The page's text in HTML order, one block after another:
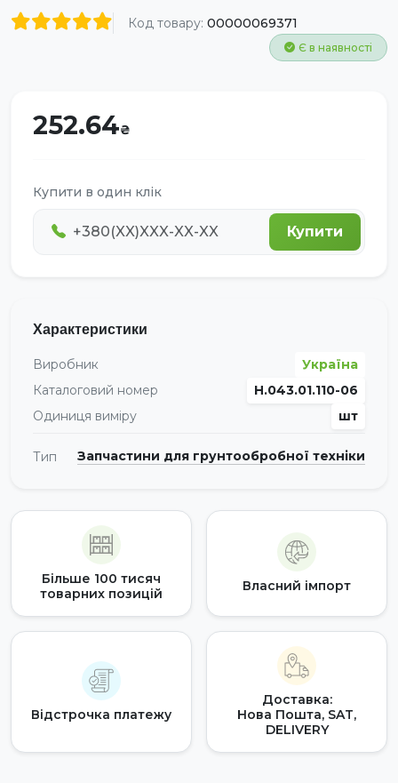
Код товару: 00000069371
Є в наявності
252.64
Купити в один клік
Купити
Характеристики
Виробник
Україна
Каталоговий номер
Н.043.01.110-06
Одиниця виміру
шт
Тип Запчастини для грунтообробної техніки
Більше 100 тисяч
товарних позицій
Власний імпорт
Відстрочка платежу
Доставка:
Нова Пошта, SAT,
DELIVERY